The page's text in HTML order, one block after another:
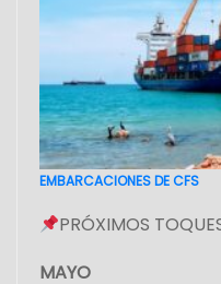
EMBARCACIONES DE CFS
PRÓXIMOS
MAYO